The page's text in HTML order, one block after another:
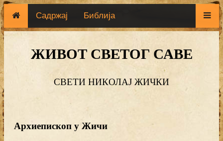
Садржај Библија
ЖИВОТ СВЕТОГ САВЕ
СВЕТИ НИКОЛАЈ ЖИЧКИ
Архиепископ у Жичи